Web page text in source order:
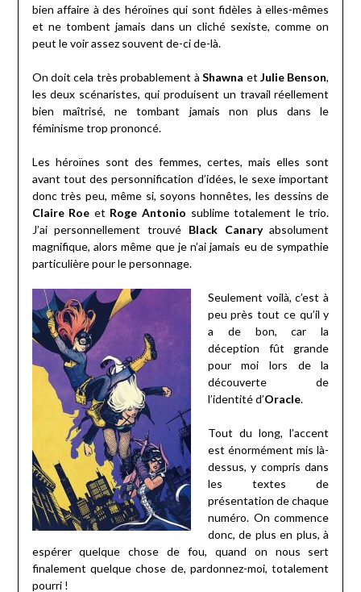
bien affaire à des héroïnes qui sont fidèles à elles-mêmes
et ne tombent jamais dans un cliché sexiste, comme on
peut le voir assez souvent de-ci de-là.
On doit cela très probablement àShawna etJulie Benson,
les deux scénaristes, qui produisent un travail réellement
bien maîtrisé, ne tombant jamais non plus dans le
féminisme trop prononcé.
Les héroïnes sont des femmes, certes, mais elles sont
avant tout des personnification d’idées, le sexe important
donc très peu, même si, soyons honnêtes, les dessins de
Claire Roe et Roge Antonio sublime totalement le trio.
J’ai personnellement trouvé Black Canaryabsolument
magnifique, alors même que je n’ai jamais eu de sympathie
particulière pour le personnage.
Seulement voilà, c’est à
peu près tout ce qu’il y
a de bon, car la
déception fût grande
pour moi lors de la
découverte de
l’identité d’Oracle.
Tout du long, l’accent
est énormément mis là-
dessus, y compris dans
les textes de
présentation de chaque
numéro. On commence
donc, de plus en plus, à
espérer quelque chose de fou, quand on nous sert
finalement quelque chose de, pardonnez-moi, totalement
pourri !